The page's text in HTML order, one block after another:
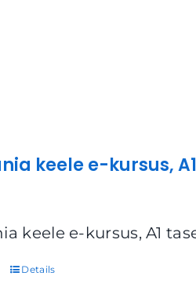
keele e-kursus,
keele e-kursus, A1
Details